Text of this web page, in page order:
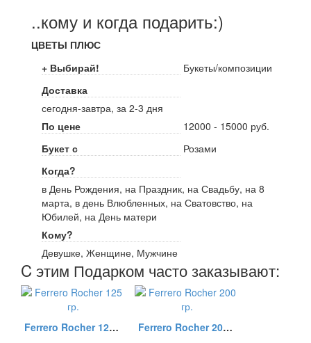
..кому и когда подарить:)
ЦВЕТЫ ПЛЮС
+ Выбирай!
Букеты/композиции
Доставка
сегодня-завтра, за 2-3 дня
По цене
12000 - 15000 руб.
Букет с
Розами
Когда?
в День Рождения, на Праздник, на Свадьбу, на 8
марта, в день Влюбленных, на Сватовство, на
Юбилей, на День матери
Кому?
Девушке, Женщине, Мужчине
C этим Подарком часто заказывают:
Ferrero Rocher 125 гр. Ferrero Rocher 200 гр.